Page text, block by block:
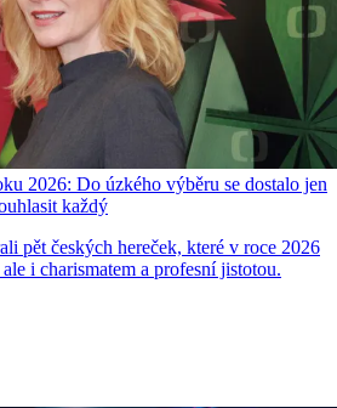
2026: Do úzkého výběru se dostalo jen
každý
pět českých hereček, které v roce 2026
i charismatem a profesní jistotou.